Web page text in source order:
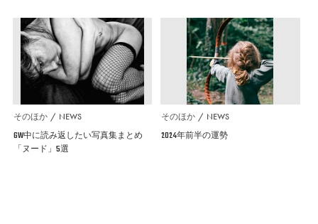
そのほか NEWS
GW中に読み返したい写真集まとめ
「ヌード」5選
そのほか NEWS
2024年前半の運勢